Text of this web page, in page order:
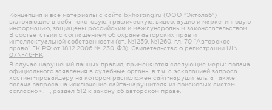
Концепция и все материалы с сайта bxhosting.ru (ООО "Эктолаб")
включающие в себя текстовую, графическую, видео, аудио и маркетинговую
информацию, защищены российским и международным законодательством.
В соответствии с соглашением об охране авторских прав и
интеллектуальной собственности (ст. №1259, №1260, гл. 70 “Авторское
право” ГК РФ от 18.12.2006 № 230-ФЗ). Свидетельство о регистрации UIN
07N-46-FK
В случае нарушений данных правил, применяются следующие меры: подача
официального заявления в судебные органы в т.ч. с эскалацией запроса
хостинг-провайдеру на котором расположен сайт-нарушитель, а также
подача запроса на исключение сайта-нарушителя из поисковых систем
согласно ч. II, раздел 512 к закону об авторском праве.